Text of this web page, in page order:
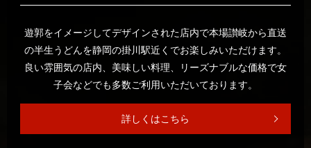
遊郭をイメージしてデザインされた店内で本場讃岐から直送
の半生うどんを静岡の掛川駅近くでお楽しみいただけます。
良い雰囲気の店内、美味しい料理、リーズナブルな価格で女
子会などでも多数ご利用いただいております。
詳しくはこちら